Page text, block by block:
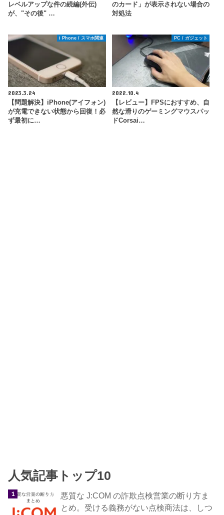
レベルアップな件の続編(外伝)
が、"その後" …
のカード」が表示されない場合の
対処法
i Phone / スマホ関連
2023.3.24
【問題解決】iPhone(アイフォン)
が充電できない状態から回復！必
ず最初に…
PC / ガジェット
2022.10.4
【レビュー】FPSにおすすめ、自
然な滑りのゲーミングマウスパッ
ドCorsai…
人気記事トップ10
悪質な J:COM の詐欺点検営業の断り方ま
とめ。受ける義務がない点検商法は、しつ